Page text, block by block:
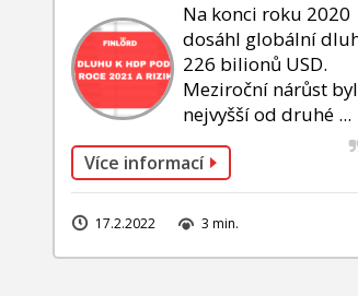
Na konci roku 2020
dosáhl globální
226 bilionů USD.
Meziroční nárůst byl
nejvyšší od druhé ...
Více informací
17.2.2022 3 min.